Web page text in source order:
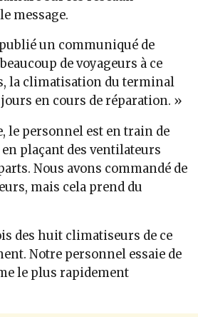
message.
un communiqué de
de voyageurs à ce
la climatisation du terminal
en cours de réparation. »
le personnel est en train de
plaçant des ventilateurs
Nous avons commandé de
mais cela prend du
des huit climatiseurs de ce
Notre personnel essaie de
le plus rapidement